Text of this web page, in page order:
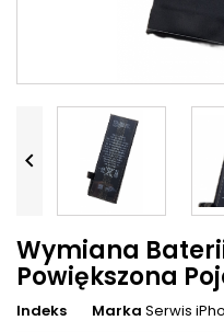

Wymiana
Powiększona
Indeks Marka Serwis